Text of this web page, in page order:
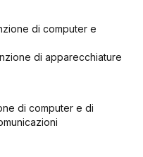
di computer e
di apparecchiature
di computer e di